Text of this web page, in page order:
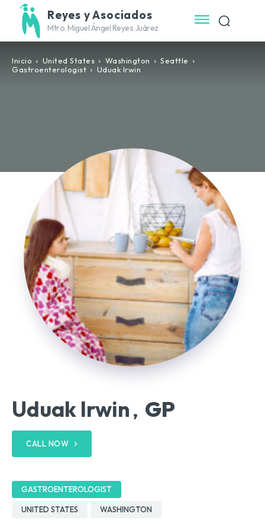
Reyes y Asociados
Mtro. Miguel Ángel Reyes Juárez
Inicio United States Washington
Seattle
Gastroenterologist
Uduak Irwin
Uduak Irwin , GP
CALL NOW
GASTROENTEROLOGIST
UNITED STATES WASHINGTON